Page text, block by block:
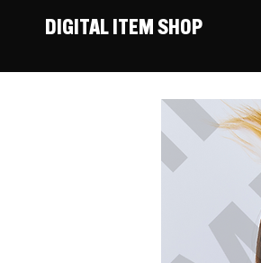
DIGITAL ITEM SHOP